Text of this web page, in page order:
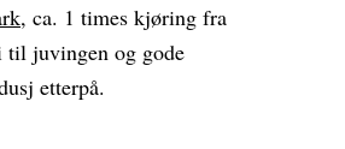
, ca. 1 times kjøring fra
til juvingen og gode
etterpå.